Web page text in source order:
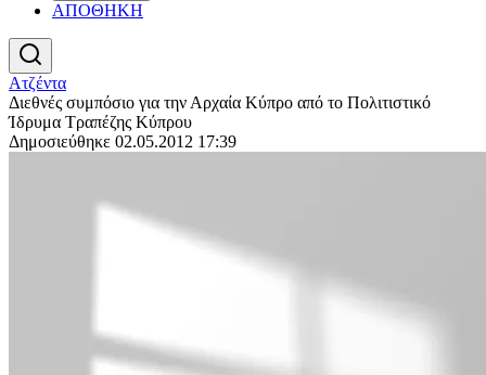
ΑΠΟΘΗΚΗ
Ατζέντα
Διεθνές συμπόσιο για την Αρχαία Κύπρο από το Πολιτιστικό
Ίδρυμα Τραπέζης Κύπρου
Δημοσιεύθηκε 02.05.2012 17:39